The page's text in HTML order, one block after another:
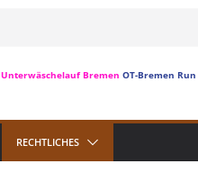
Unterwäschelauf Bremen OT-Bremen Run
RECHTLICHES